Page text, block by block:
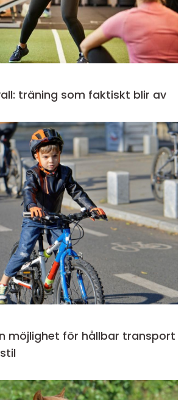
träning som faktiskt blir av
möjlighet för hållbar transport